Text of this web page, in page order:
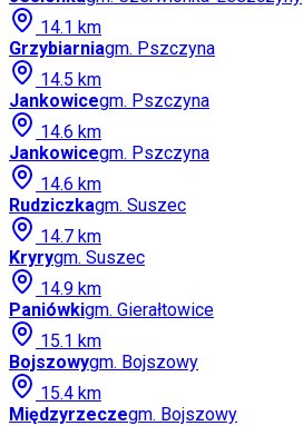
14.1 km
Grzybiarniagm. Pszczyna
14.5 km
Jankowicegm. Pszczyna
14.6 km
Jankowicegm. Pszczyna
14.6 km
Rudziczkagm. Suszec
14.7 km
Kryrygm. Suszec
14.9 km
Paniówkigm. Gierałtowice
15.1 km
Bojszowygm. Bojszowy
15.4 km
Międzyrzeczegm. Bojszowy